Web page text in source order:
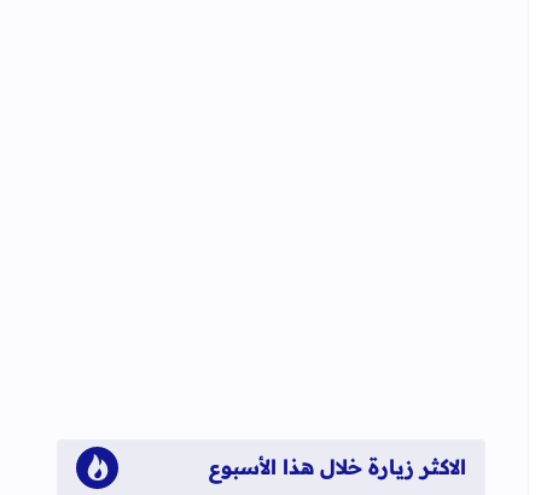
الاكثر زيارة خلال هذا الأسبوع